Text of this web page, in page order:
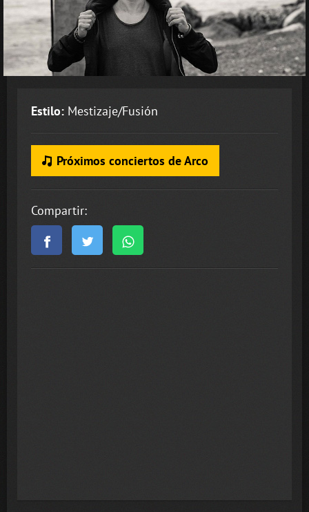
Estilo: Mestizaje/Fusión
Próximos conciertos de Arco
Compartir: